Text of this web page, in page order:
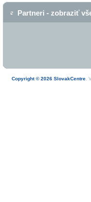
Partneri - zobraziť
Copyright © 2026 SlovakCentre.